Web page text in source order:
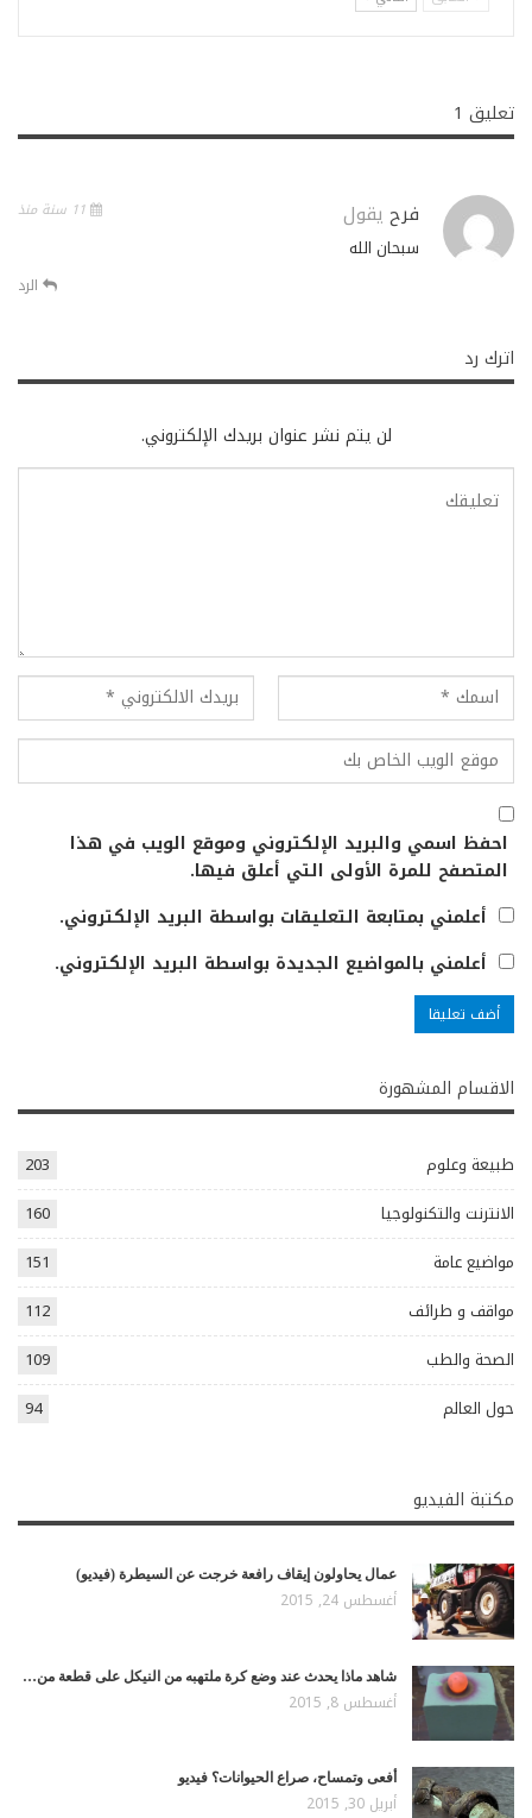
تعليق 1
فرح يقول
سبحان الله
الرد
اترك رد
لن يتم نشر عنوان بريدك الإلكتروني.
احفظ اسمي والبريد الإلكتروني وموقع الويب في هذا
المتصفح للمرة الأولى التي أعلق فيها.
أعلمني بمتابعة التعليقات بواسطة البريد الإلكتروني.
أعلمني بالمواضيع الجديدة بواسطة البريد الإلكتروني.
الاقسام المشهورة
طبيعة وعلوم
203
الانترنت والتكنولوجيا
160
مواضيع عامة
151
مواقف و طرائف
112
الصحة والطب
109
حول العالم
94
مكتبة الفيديو
عمال يحاولون إيقاف رافعة خرجت عن السيطرة (فيديو)
أغسطس 24, 2015
شاهد ماذا يحدث عند وضع كرة ملتهبه من النيكل على قطعة من…
أغسطس 8, 2015
أفعى وتمساح، صراع الحيوانات؟ فيديو
أبريل 30, 2015